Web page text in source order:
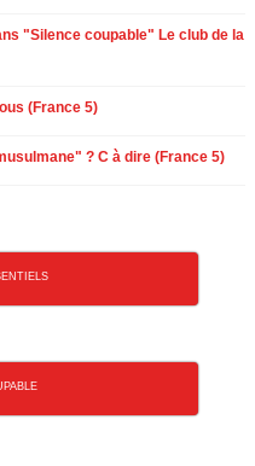
"Silence coupable" Le club de la
(France 5)
? C à dire (France 5)